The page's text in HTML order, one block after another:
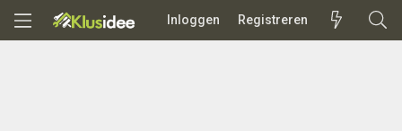
Inloggen Registreren